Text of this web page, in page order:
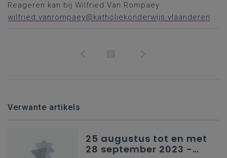
Reageren kan bij Wilfried Van Rompaey
wilfried.vanrompaey@katholiekonderwijs.vlaanderen.
Verwante artikels
25 augustus tot en met
28 september 2023 -